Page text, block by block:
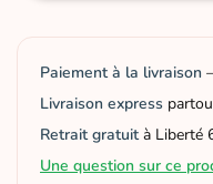
Paiement à la livraison
Livraison express
Retrait gratuità Liberté
Une question sur ce